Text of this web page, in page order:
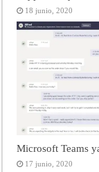
18 junio, 2020
Microsoft Teams
17 junio, 2020